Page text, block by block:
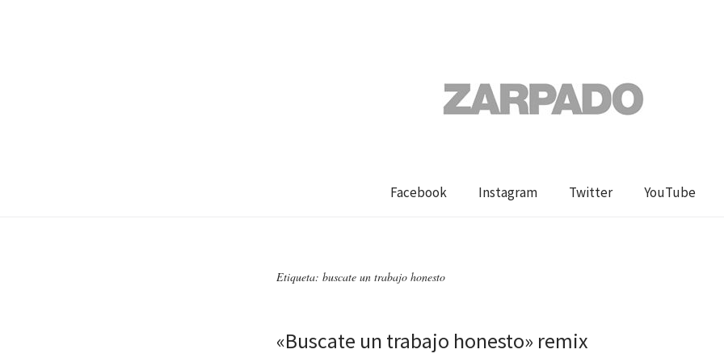
Facebook Instagram Twitter YouTube
Etiqueta: buscate un trabajo honesto
«Buscate un trabajo honesto» remix